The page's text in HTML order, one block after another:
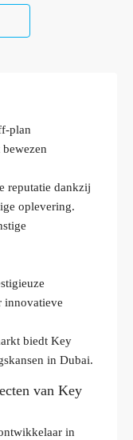
plan
reputatie dankzij
oplevering.
innovatieve
biedt Key
in Dubai.
van Key
in